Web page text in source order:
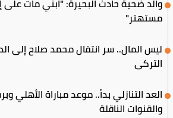
مستهتر"
ليس المال.. سر انتقال محمد صلاح إلى
التركي
العد التنازلي بدأ.. موعد مباراة الأهلي
والقنوات الناقلة